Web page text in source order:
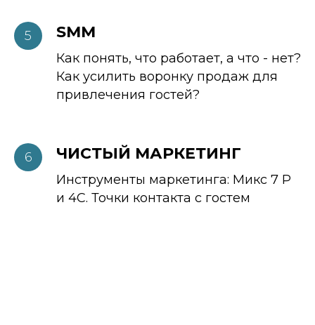
SMM
Как понять, что работает, а что - нет?
Как усилить воронку продаж для
привлечения гостей?
ЧИСТЫЙ МАРКЕТИНГ
Инструменты маркетинга: Микс 7 Р
и 4С. Точки контакта с гостем